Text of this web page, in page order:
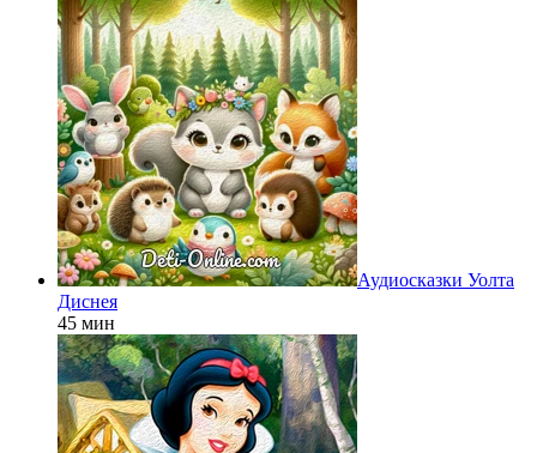
Аудиосказки Уолта
Диснея
45 мин